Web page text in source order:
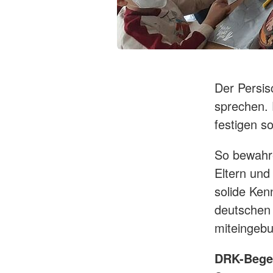
Der
sprechen.
festigen
So
Eltern
solide
DRK-